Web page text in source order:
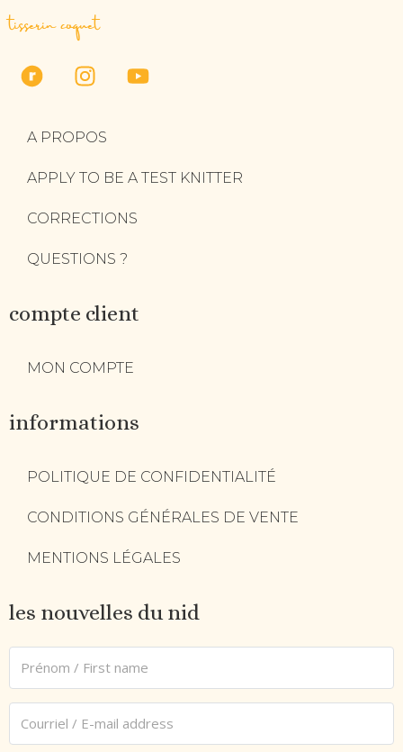
tisserin coquet
A PROPOS
APPLY TO BE A TEST KNITTER
CORRECTIONS
QUESTIONS ?
compte client
MON COMPTE
informations
POLITIQUE DE CONFIDENTIALITÉ
CONDITIONS GÉNÉRALES DE VENTE
MENTIONS LÉGALES
les nouvelles du nid